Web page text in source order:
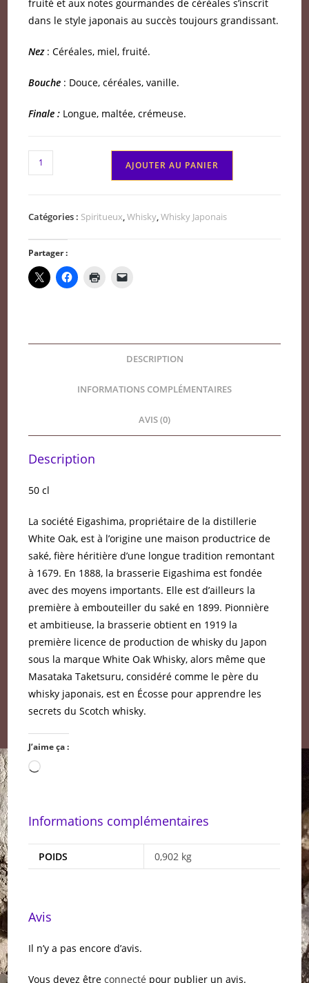
fruité et aux notes gourmandes de céréales s’inscrit
dans le style japonais au succès toujours grandissant.
Nez : Céréales, miel, fruité.
Bouche : Douce, céréales, vanille.
Finale : Longue, maltée, crémeuse.
quantité
de
Japan
Whisky
50
AJOUTER AU PANIER
Catégories : Spiritueux,Whisky,Whisky Japonais
Partager :
DESCRIPTION
INFORMATIONS COMPLÉMENTAIRES
AVIS (0)
Description
50 cl
La société Eigashima, propriétaire de la distillerie
White Oak, est à l’origine une maison productrice de
saké, fière héritière d’une longue tradition remontant
à 1679. En 1888, la brasserie Eigashima est fondée
avec des moyens importants. Elle est d’ailleurs la
première à embouteiller du saké en 1899. Pionnière
et ambitieuse, la brasserie obtient en 1919 la
première licence de production de whisky du Japon
sous la marque White Oak Whisky, alors même que
Masataka Taketsuru, considéré comme le père du
whisky japonais, est en Écosse pour apprendre les
secrets du Scotch whisky.
J’aime ça :
Chargement…
Informations complémentaires
POIDS 0,902 kg
Avis
Il n’y a pas encore d’avis.
Vous devez êtreconnecté pour publier un avis.